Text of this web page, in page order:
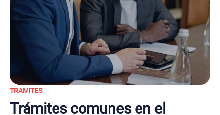
TRAMITES
Trámites comunes en el